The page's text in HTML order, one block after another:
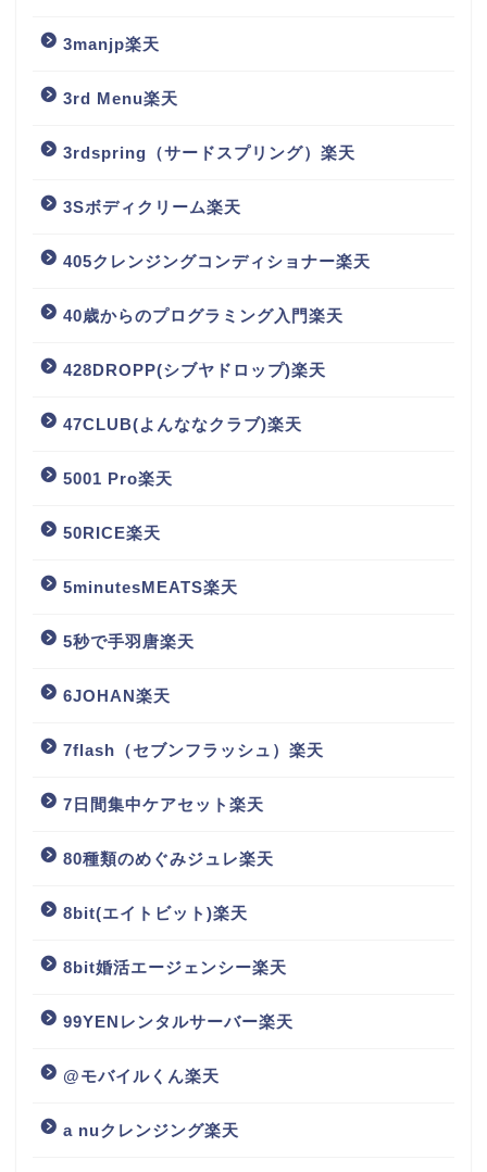
3manjp楽天
3rd Menu楽天
3rdspring（サードスプリング）楽天
3Sボディクリーム楽天
405クレンジングコンディショナー楽天
40歳からのプログラミング入門楽天
428DROPP(シブヤドロップ)楽天
47CLUB(よんななクラブ)楽天
5001 Pro楽天
50RICE楽天
5minutesMEATS楽天
5秒で手羽唐楽天
6JOHAN楽天
7flash（セブンフラッシュ）楽天
7日間集中ケアセット楽天
80種類のめぐみジュレ楽天
8bit(エイトビット)楽天
8bit婚活エージェンシー楽天
99YENレンタルサーバー楽天
@モバイルくん楽天
a nuクレンジング楽天